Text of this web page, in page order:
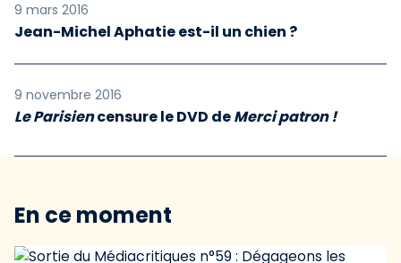
9 mars 2016
Jean-Michel Aphatie est-il un chien ?
9 novembre 2016
Le Parisiencensure le DVD deMerci patron !
En ce moment